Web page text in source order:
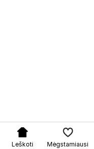
Leškoti Mėgstamiausi